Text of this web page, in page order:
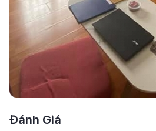
Đánh Giá